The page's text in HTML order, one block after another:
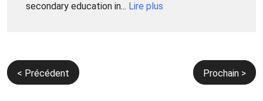
secondary education in... Lire plus
Navigation
< Précédent Prochain >